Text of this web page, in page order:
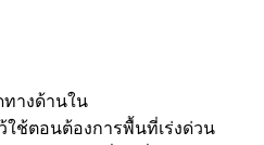
ทางด้านใน
ใช้ตอนต้องการพื้นที่เร่งด่วน